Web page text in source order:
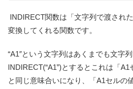
INDIRECT関数は「文字列で渡され
変換してくれる関数です。
“A1″という文字列はあくまでも文字
INDIRECT(“A1”)とするとこれは「
と同じ意味合いになり、「A1セルの